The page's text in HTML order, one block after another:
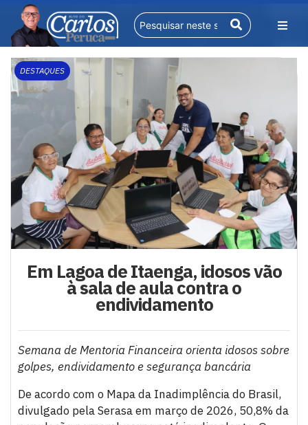
DESTAQUES
Em Lagoa de Itaenga, idosos vão
à sala de aula contra o
endividamento
Semana de Mentoria Financeira orienta idosos sobre
golpes, endividamento e segurança bancária
De acordo com o Mapa da Inadimplência do Brasil,
divulgado pela Serasa em março de 2026, 50,8% da